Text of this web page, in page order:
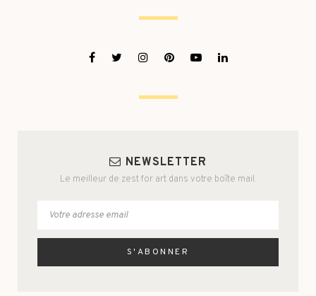
NEWSLETTER
Le meilleur de zest for art dans votre boîte mail.